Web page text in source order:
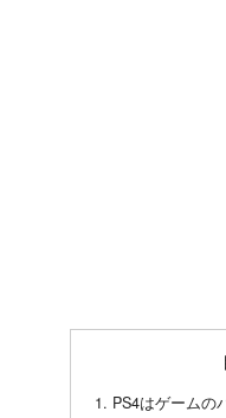
PS4はゲームの